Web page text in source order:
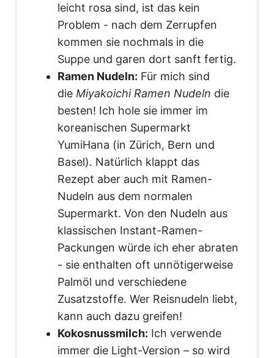
leicht rosa sind, ist das kein
Problem - nach dem Zerrupfen
kommen sie nochmals in die
Suppe und garen dort sanft fertig.
Ramen Nudeln: Für mich sind
die Miyakoichi Ramen Nudeln die
besten! Ich hole sie immer im
koreanischen Supermarkt
YumiHana (in Zürich, Bern und
Basel). Natürlich klappt das
Rezept aber auch mit Ramen-
Nudeln aus dem normalen
Supermarkt. Von den Nudeln aus
klassischen Instant-Ramen-
Packungen würde ich eher abraten
- sie enthalten oft unnötigerweise
Palmöl und verschiedene
Zusatzstoffe. Wer Reisnudeln liebt,
kann auch dazu greifen!
Kokosnussmilch: Ich verwende
immer die Light-Version – so wird